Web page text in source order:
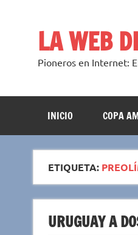
LA WEB
Pioneros en Internet:
INICIO COPA
ETIQUETA:
URUGUAY A